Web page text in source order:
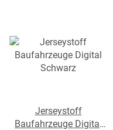
Jerseystoff
Baufahrzeuge Digital